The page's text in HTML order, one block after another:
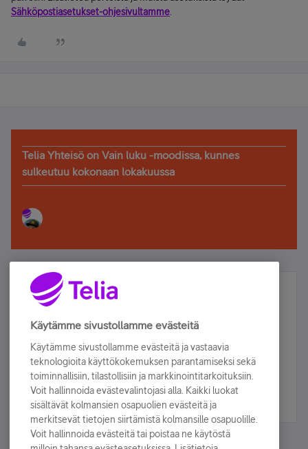
Sähköpostiasetukset-ohjesivultamme
Telia Yhteisö on Vain luku -moodissa, kunnes
sulkeutuu kokonaan lokakuussa
Älä jää paitsi – osallistu ja voita!
Tilaa Telian uutiskirje ja olet mukana arvonnassa.
sähköpostiisi.
Tilaa nyt
Käytämme sivustollamme evästeitä
Käytämme sivustollamme evästeitä ja vastaavia
teknologioita käyttökokemuksen parantamiseksi sekä
toiminnallisiin, tilastollisiin ja markkinointitarkoituksiin.
Voit hallinnoida evästevalintojasi alla. Kaikki luokat
sisältävät kolmansien osapuolien evästeitä ja
merkitsevät tietojen siirtämistä kolmansille osapuolille.
Voit hallinnoida evästeitä tai poistaa ne käytöstä